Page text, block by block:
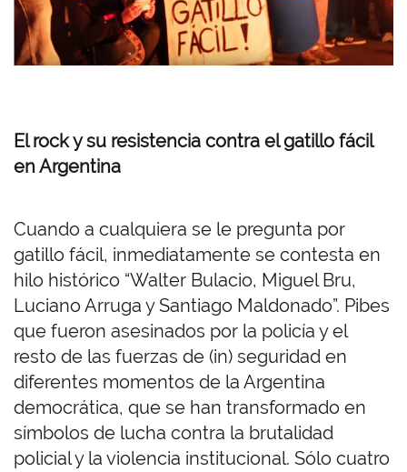
El rock y su resistencia contra el gatillo fácil
en Argentina
Cuando a cualquiera se le pregunta por
gatillo fácil, inmediatamente se contesta en
hilo histórico “Walter Bulacio, Miguel Bru,
Luciano Arruga y Santiago Maldonado”. Pibes
que fueron asesinados por la policía y el
resto de las fuerzas de (in) seguridad en
diferentes momentos de la Argentina
democrática, que se han transformado en
símbolos de lucha contra la brutalidad
policial y la violencia institucional. Sólo cuatro